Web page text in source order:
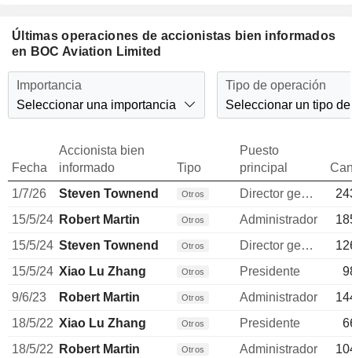
Últimas operaciones de accionistas bien informados
en BOC Aviation Limited
Importancia
Seleccionar una importancia
Tipo de operación
Seleccionar un tipo
Fecha
Accionista bien
informado
Tipo
Puesto
principal
1/7/26
Steven Townend Otros Director general
15/5/24 Robert Martin Otros Administrador
15/5/24 Steven Townend Otros Director general
15/5/24 Xiao Lu Zhang Otros Presidente
9/6/23
Robert Martin Otros Administrador
18/5/22 Xiao Lu Zhang Otros Presidente
18/5/22
Robert Martin Otros Administrador